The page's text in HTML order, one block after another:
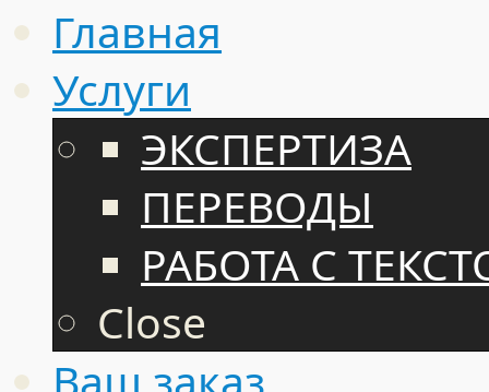
Главная
Услуги
ЭКСПЕРТИЗА
ПЕРЕВОДЫ
РАБОТА С
Close
Ваш заказ